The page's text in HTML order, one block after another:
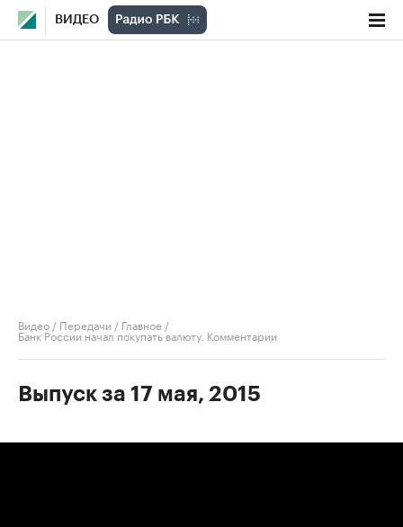
ВИДЕО
Видео / Передачи / Главное /
Банк России начал покупать валюту. Комментарии
Выпуск за 17 мая, 2015